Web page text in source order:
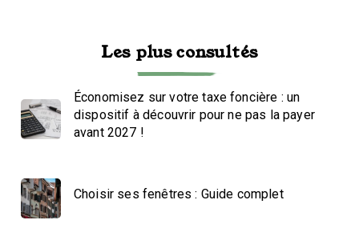
Les plus consultés
Économisez sur votre taxe foncière : un
dispositif à découvrir pour ne pas la payer
avant 2027 !
Choisir ses fenêtres : Guide complet